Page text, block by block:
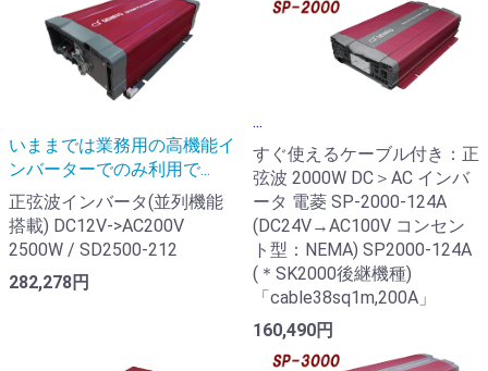
いままでは業務用の高機能イ
ンバーターでのみ利用で...
正弦波インバータ(並列機能
搭載) DC12V->AC200V
2500W / SD2500-212
282,278円
...
すぐ使えるケーブル付き：正
弦波 2000W DC＞AC インバ
ータ 電菱 SP-2000-124A
(DC24V→AC100V コンセン
ト型：NEMA) SP2000-124A
(＊SK2000後継機種)
「cable38sq1m,200A」
160,490円